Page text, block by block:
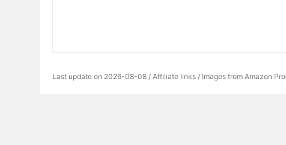
Last update on 2026-08-08 / Affiliate links / Images from Amazon